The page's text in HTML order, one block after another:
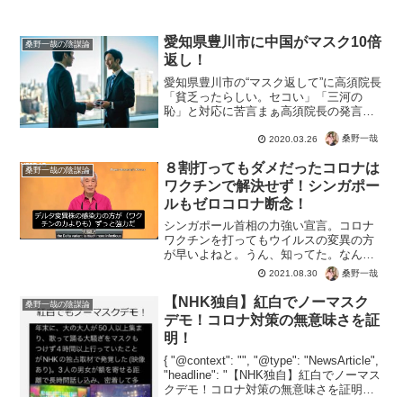
桑野一哉の陰謀論
愛知県豊川市に中国がマスク10倍
返し！
愛知県豊川市の“マスク返して”に高須院長
「貧乏ったらしい。セコい」「三河の
恥」と対応に苦言まぁ高須院長の発言は
に友好都市提携を結んでいる中国の江蘇
のセットを支援物...
2020.03.26 桑野一哉
桑野一哉の陰謀論
８割打ってもダメだったコロナは
ワクチンで解決せず！シンガポー
ルもゼロコロナ断念！
シンガポール首相の力強い宣言。コロナ
ワクチンを打ってもウイルスの変異の方
が早いよねと。うん、知ってた。なんだ
けどもう国民の８割接種したし、終わり
にするみたい。陰謀論のように言われて
いたコロナ対策の話が、続々と現実に。
ロックダウンにコロナワク...
2021.08.30 桑野一哉
桑野一哉の陰謀論
【NHK独自】紅白でノーマスク
デモ！コロナ対策の無意味さを証
明！
{ "@context": "", "@type": "NewsArticle",
"headline": "【NHK独自】紅白でノーマス
クデモ！コロナ対策の無意味さを証明！",